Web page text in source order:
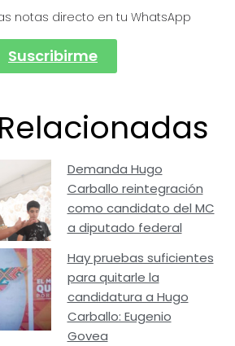
notas directo en tu WhatsApp
Suscribirme
Demanda Hugo
Carballo reintegración
como candidato del MC
a diputado federal
Hay pruebas suficientes
para quitarle la
candidatura a Hugo
Carballo: Eugenio
Govea